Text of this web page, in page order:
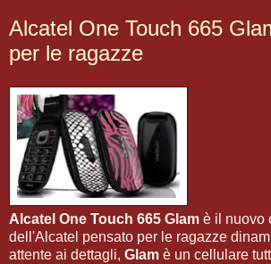
Alcatel One Touch 665
per le ragazze
Alcatel One Touch 665 Glam è il nuovo
dell'Alcatel pensato per le ragazze
attente ai dettagli, Glam è un cellulare